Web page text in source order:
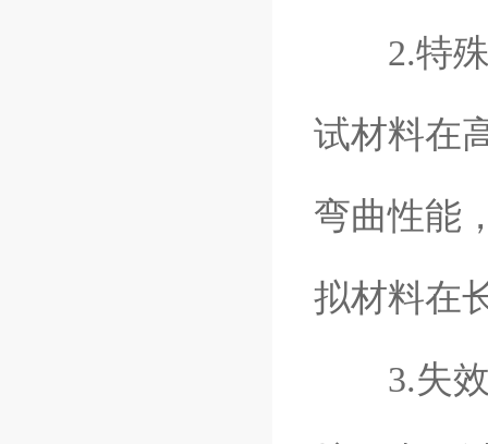
2.特殊
试材料在
弯曲性能
拟材料在
3.失效